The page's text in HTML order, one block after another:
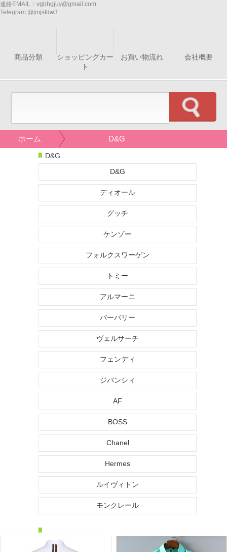
連絡EMAIL： vgbhgjuy@gmail.com
Telegram:@jmjsfdw3
商品分類
ショッピングカー
ト
お買い物流れ 会社概要
ホーム D&G
D&G
D&G
ディオール
グッチ
ケンゾー
フォルクスワーゲン
トミー
アルマーニ
バーバリー
ヴェルサーチ
フェンディ
ジバンシィ
AF
BOSS
Chanel
Hermes
ルイヴィトン
モンクレール